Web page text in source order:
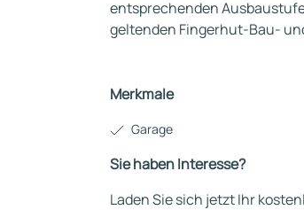
entsprechenden
geltenden Fingerhut-Bau-
Merkmale
Garage
Sie haben Interesse?
Laden Sie sich jetzt Ihr